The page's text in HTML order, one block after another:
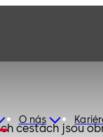
O nás
cestách jsou